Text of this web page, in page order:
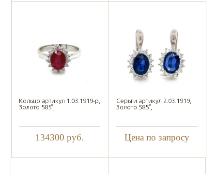
Кольцо артикул 1.03.1919-р,
Золото 585°,
134300 руб.
Серьги артикул 2.03.1919,
Золото 585°,
Цена по запросу